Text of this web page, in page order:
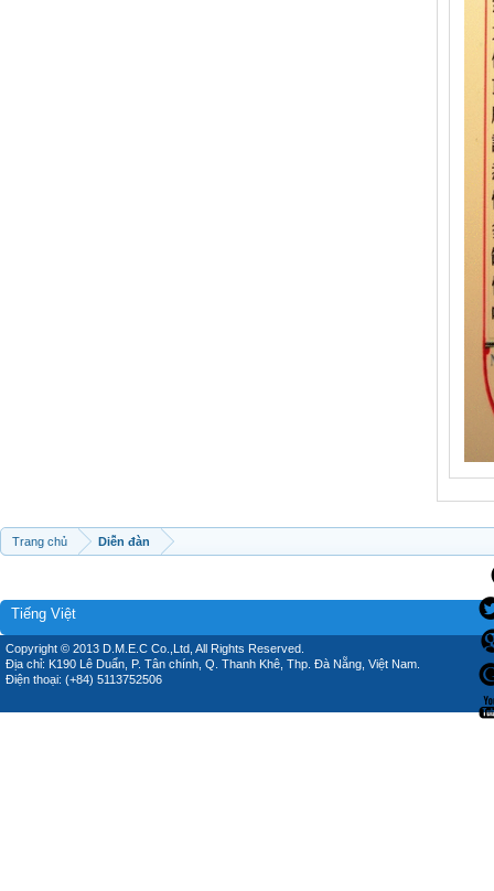
Trang chủ Diễn đàn
Tiếng Việt
Copyright © 2013 D.M.E.C Co.,Ltd, All Rights Reserved.
Địa chỉ: K190 Lê Duẩn, P. Tân chính, Q. Thanh Khê, Thp. Đà Nẵng, Việt Nam.
Điện thoại: (+84) 5113752506